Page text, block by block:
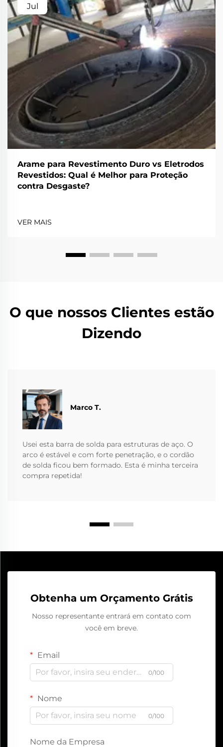
Jul
Arame para Revestimento Duro vs Eletrodos
Revestidos: Qual é Melhor para Proteção
contra Desgaste?
VER MAIS
O que nossos Clientes estão
Dizendo
Marco T.
Usei esta barra de solda para estruturas de aço. O
arco é estável e com forte penetração, e o cordão
de solda ficou bem formado. Esta é minha terceira
compra repetida!
Obtenha um Orçamento Grátis
Nosso representante entrará em contato com
você em breve.
Email
0/100
Nome
0/100
Nome da Empresa